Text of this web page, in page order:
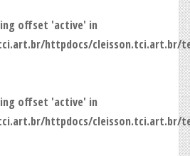
offset 'active' in
httpdocs/cleisson.tci.art.br/
offset 'active' in
httpdocs/cleisson.tci.art.br/